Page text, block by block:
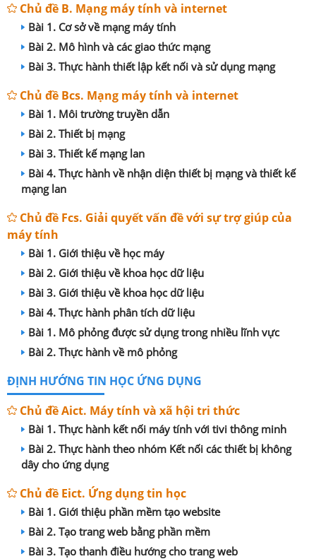
Chủ đề B. Mạng máy tính và internet
Bài 1. Cơ sở về mạng máy tính
Bài 2. Mô hình và các giao thức mạng
Bài 3. Thực hành thiết lập kết nối và sử dụng mạng
Chủ đề Bcs. Mạng máy tính và internet
Bài 1. Môi trường truyền dẫn
Bài 2. Thiết bị mạng
Bài 3. Thiết kế mạng lan
Bài 4. Thực hành về nhận diện thiết bị mạng và thiết kế
mạng lan
Chủ đề Fcs. Giải quyết vấn đề với sự trợ giúp của
máy tính
Bài 1. Giới thiệu về học máy
Bài 2. Giới thiệu về khoa học dữ liệu
Bài 3. Giới thiệu về khoa học dữ liệu
Bài 4. Thực hành phân tích dữ liệu
Bài 1. Mô phỏng được sử dụng trong nhiều lĩnh vực
Bài 2. Thực hành về mô phỏng
ĐỊNH HƯỚNG TIN HỌC ỨNG DỤNG
Chủ đề Aict. Máy tính và xã hội tri thức
Bài 1. Thực hành kết nối máy tính với tivi thông minh
Bài 2. Thực hành theo nhóm Kết nối các thiết bị không
dây cho ứng dụng
Chủ đề Eict. Ứng dụng tin học
Bài 1. Giới thiệu phần mềm tạo website
Bài 2. Tạo trang web bằng phần mềm
Bài 3. Tạo thanh điều hướng cho trang web